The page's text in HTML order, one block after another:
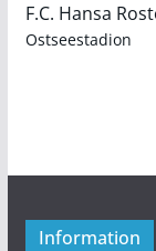
F.C. Hansa
Ostseestadion
Information